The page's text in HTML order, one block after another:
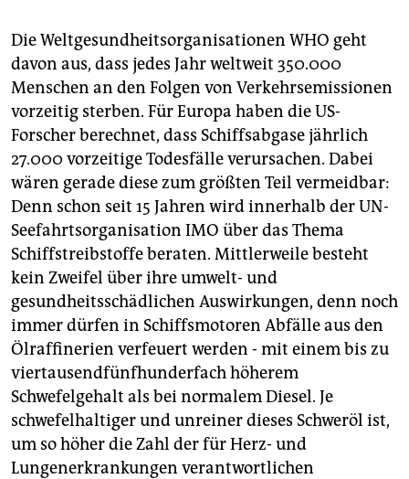
Die Weltgesundheitsorganisationen WHO geht
davon aus, dass jedes Jahr weltweit 350.000
Menschen an den Folgen von Verkehrsemissionen
vorzeitig sterben. Für Europa haben die US-
Forscher berechnet, dass Schiffsabgase jährlich
27.000 vorzeitige Todesfälle verursachen. Dabei
wären gerade diese zum größten Teil vermeidbar:
Denn schon seit 15 Jahren wird innerhalb der UN-
Seefahrtsorganisation IMO über das Thema
Schiffstreibstoffe beraten. Mittlerweile besteht
kein Zweifel über ihre umwelt- und
gesundheitsschädlichen Auswirkungen, denn noch
immer dürfen in Schiffsmotoren Abfälle aus den
Ölraffinerien verfeuert werden - mit einem bis zu
viertausendfünfhunderfach höherem
Schwefelgehalt als bei normalem Diesel. Je
schwefelhaltiger und unreiner dieses Schweröl ist,
um so höher die Zahl der für Herz- und
Lungenerkrankungen verantwortlichen